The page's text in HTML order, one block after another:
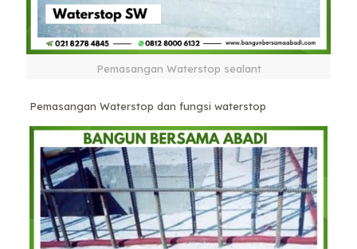
Pemasangan Waterstop sealant
Pemasangan Waterstop dan fungsi waterstop